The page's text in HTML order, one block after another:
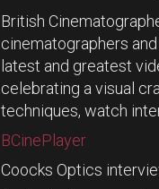
British
cinematographers
latest and greatest
celebrating a visual
techniques, watch
BCinePlayer
Coocks Optics